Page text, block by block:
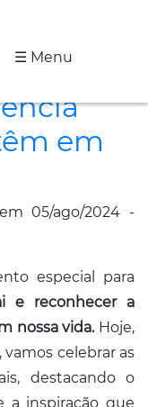
☰ Menu
em
05/ago/2024 -
especial para
e reconhecer a
nossa vida.Hoje,
celebrar as
destacando o
a inspiração que